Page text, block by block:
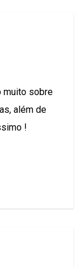
muito sobre
além de
!